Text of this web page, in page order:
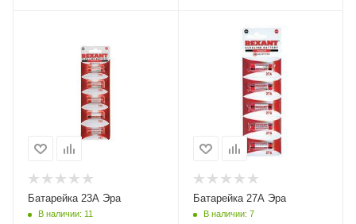
Батарейка 23А Эра
В наличии: 11
Батарейка 27А Эра
В наличии: 7